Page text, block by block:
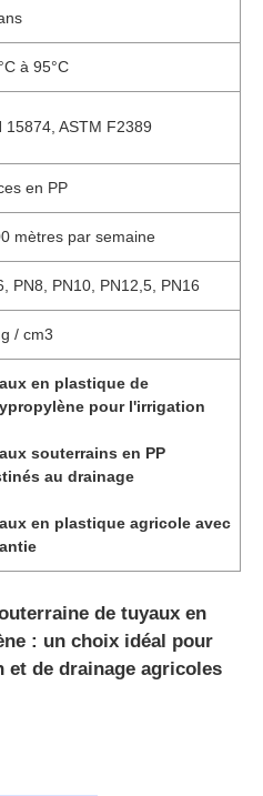
à 95°C
15874, ASTM F2389
en PP
mètres par semaine
PN8, PN10, PN12,5, PN16
/ cm3
en plastique de
pour l'irrigation
souterrains en PP
au drainage
en plastique agricole avec
de tuyaux en
: un choix idéal pour
de drainage agricoles